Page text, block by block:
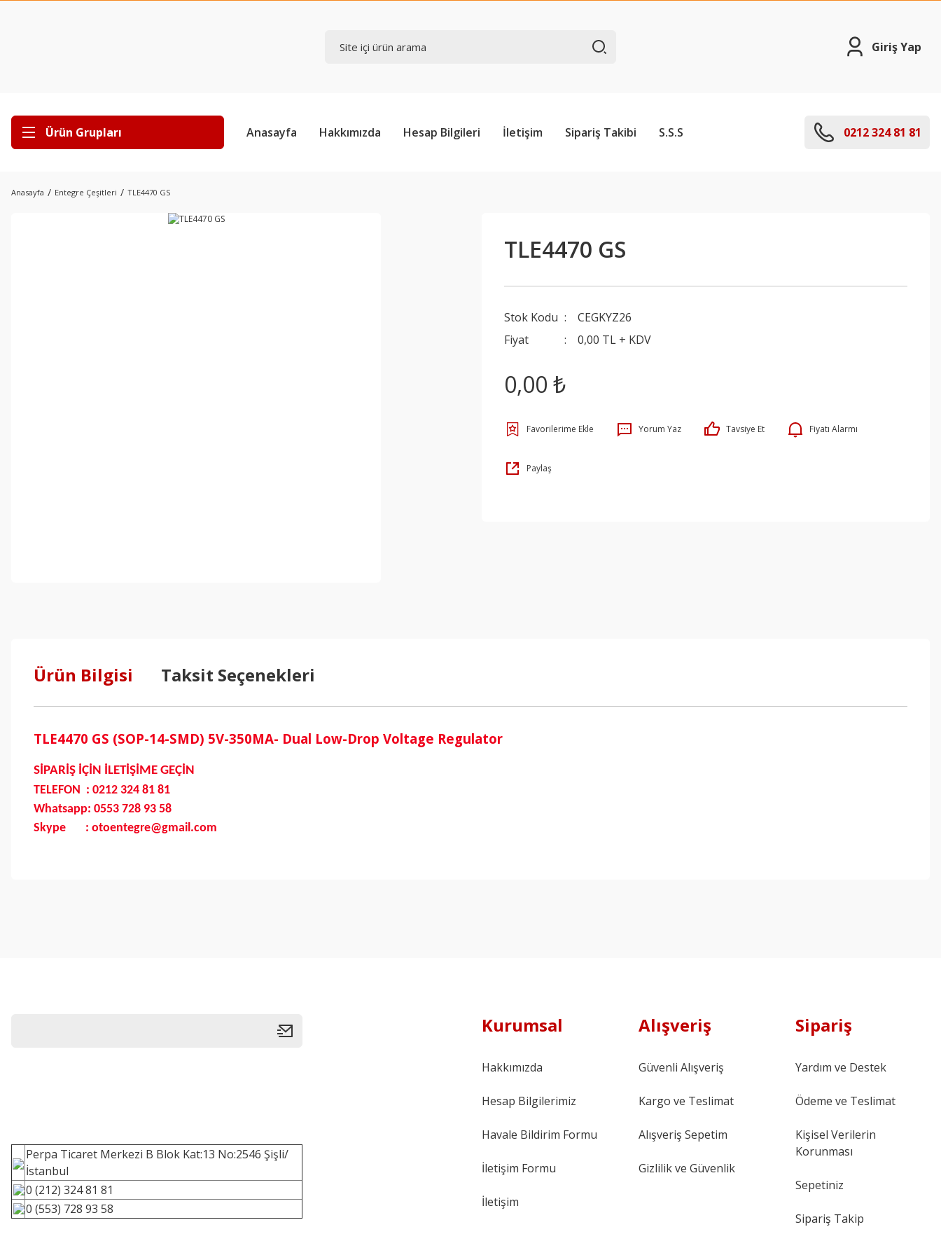
Giriş Yap
Ürün Grupları Anasayfa Hakkımızda Hesap Bilgileri İletişim Sipariş Takibi S.S.S 0212 324 81 81
Anasayfa Entegre Çeşitleri TLE4470 GS
TLE4470 GS
Stok Kodu
CEGKYZ26
Fiyat
0,00 TL + KDV
0,00 ₺
Yorum Yaz Tavsiye Et Fiyatı Alarmı
Paylaş
Ürün Bilgisi Taksit Seçenekleri
TLE4470 GS (SOP-14-SMD) 5V-350MA- Dual Low-Drop Voltage Regulator
SİPARİŞ İÇİN İLETİŞİME GEÇİN
TELEFON : 0212 324 81 81
Whatsapp: 0553 728 93 58
Skype : otoentegre@gmail.com
Perpa Ticaret Merkezi B Blok Kat:13 No:2546 Şişli/
İstanbul
0 (212) 324 81 81
0 (553) 728 93 58
Kurumsal
Hakkımızda
Hesap Bilgilerimiz
Havale Bildirim Formu
İletişim Formu
İletişim
Alışveriş
Güvenli Alışveriş
Kargo ve Teslimat
Alışveriş Sepetim
Gizlilik ve Güvenlik
Sipariş
Yardım ve Destek
Ödeme ve Teslimat
Kişisel Verilerin
Korunması
Sepetiniz
Sipariş Takip